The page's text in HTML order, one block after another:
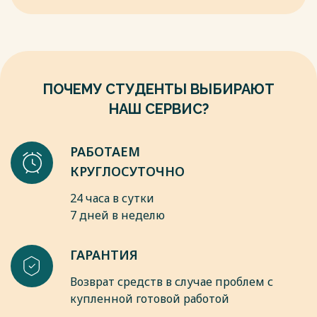
1.6. Вопросы частной детективной (сыскной) и частной
Правительства Российской Федерации. 1992. № 8, ст. 506.
Весь текст будет доступенпосле покупки
ПОЧЕМУ СТУДЕНТЫ ВЫБИРАЮТ
НАШ СЕРВИС?
РАБОТАЕМ
КРУГЛОСУТОЧНО
24 часа в сутки
7 дней в неделю
ГАРАНТИЯ
Возврат средств в случае проблем с
купленной готовой работой